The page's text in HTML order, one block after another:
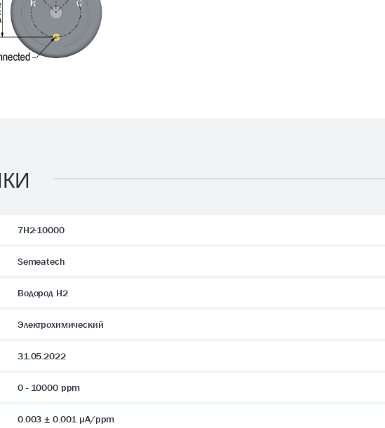
7H2-10000
Semeatech
Водород H2
Электрохимический
31.05.2022
0 - 10000 ppm
0.003 ± 0.001 μA/ppm